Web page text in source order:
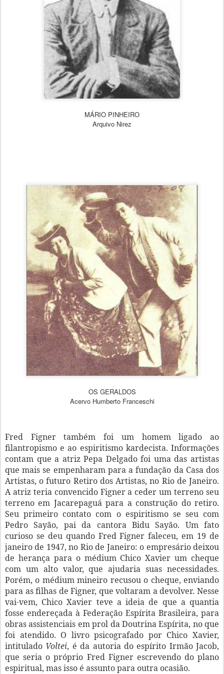
MÁRIO PINHEIRO
Arquivo Nirez
OS GERALDOS
Acervo Humberto Franceschi
Fred Figner também foi um homem ligado ao
filantropismo e ao espiritismo kardecista. Informações
contam que a atriz Pepa Delgado foi uma das artistas
que mais se empenharam para a fundação da Casa dos
Artistas, o futuro Retiro dos Artistas, no Rio de Janeiro.
A atriz teria convencido Figner a ceder um terreno seu
terreno em Jacarepaguá para a construção do retiro.
Seu primeiro contato com o espiritismo se seu com
Pedro Sayão, pai da cantora Bidu Sayão. Um fato
curioso se deu quando Fred Figner faleceu, em 19 de
janeiro de 1947, no Rio de Janeiro: o empresário deixou
de herança para o médium Chico Xavier um cheque
com um alto valor, que ajudaria suas necessidades.
Porém, o médium mineiro recusou o cheque, enviando
para as filhas de Figner, que voltaram a devolver. Nesse
vai-vem, Chico Xavier teve a ideia de que a quantia
fosse endereçada à Federação Espírita Brasileira, para
obras assistenciais em prol da Doutrina Espírita, no que
foi atendido. O livro psicografado por Chico Xavier,
intitulado Voltei, é da autoria do espírito Irmão Jacob,
que seria o próprio Fred Figner escrevendo do plano
espiritual, mas isso é assunto para outra ocasião.